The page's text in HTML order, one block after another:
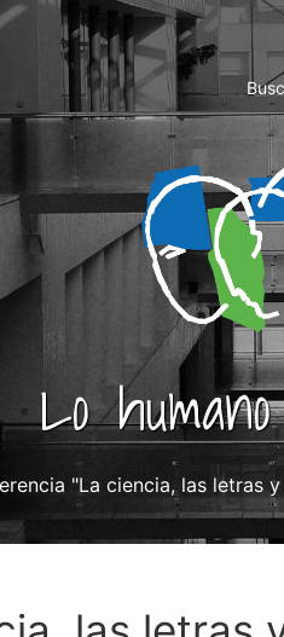
Top
Menu
Lo
"La ciencia, las letras